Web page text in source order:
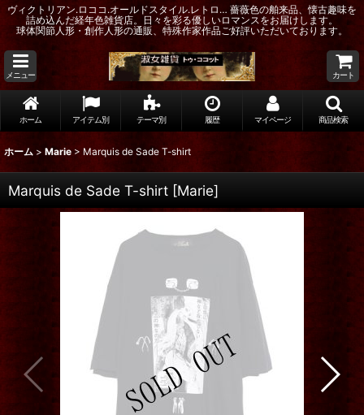
ヴィクトリアン.ロココ.オールドスタイル.レトロ… 薔薇色の舶来品、懐古趣味を
詰め込んだ経年色雑貨店。日々を彩る優しいロマンスをお届けします。
球体関節人形・創作人形の通販、特殊作家作品ご好評いただいております。
メニュー カート
ホーム アイテム別 テーマ別 履歴 マイページ 商品検索
ホーム > Marie > Marquis de Sade T-shirt
Marquis de Sade T-shirt [Marie]